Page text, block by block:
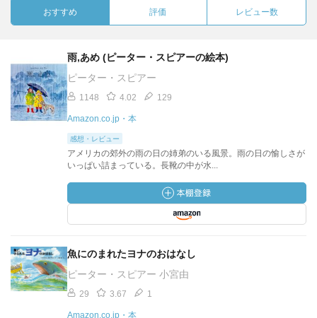
おすすめ 評価 レビュー数
雨,あめ (ピーター・スピアーの絵本)
ピーター・スピアー
1148 4.02 129
Amazon.co.jp・本
感想・レビュー
アメリカの郊外の雨の日の姉弟のいる風景。雨の日の愉しさが
いっぱい詰まっている。長靴の中が水...
魚にのまれたヨナのおはなし
ピーター・スピアー 小宮由
29 3.67 1
Amazon.co.jp・本